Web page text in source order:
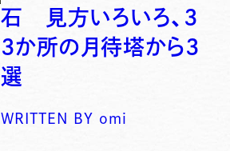
石 見方いろいろ、3
3か所の月待塔から3
選
WRITTEN BY omi